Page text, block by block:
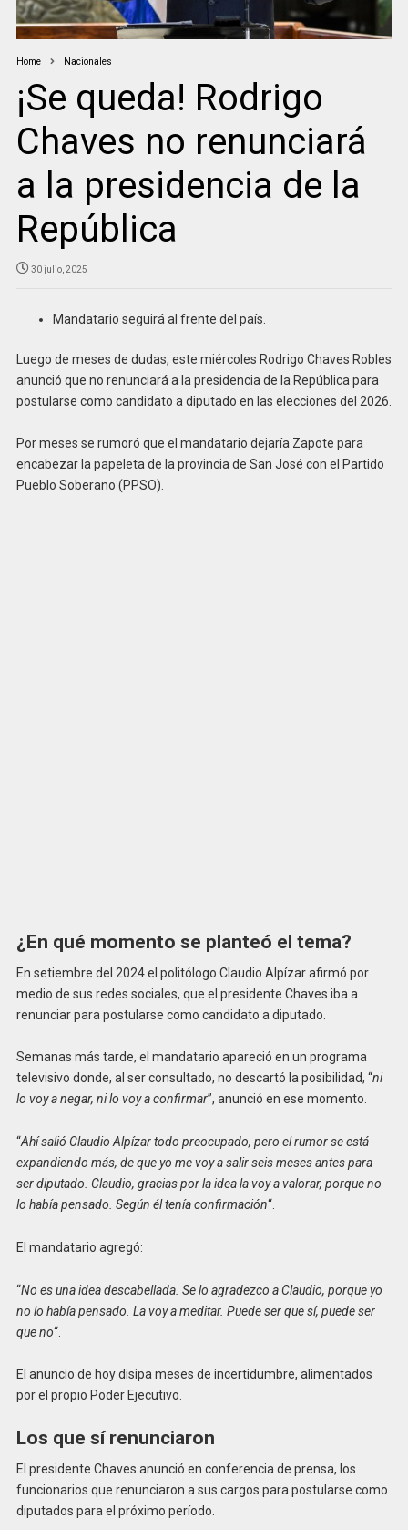
Home Nacionales
¡Se queda! Rodrigo
Chaves no renunciará
a la presidencia de la
República
30 julio, 2025
Mandatario seguirá al frente del país.
Luego de meses de dudas, este miércoles Rodrigo Chaves Robles
anunció que no renunciará a la presidencia de la República para
postularse como candidato a diputado en las elecciones del 2026.
Por meses se rumoró que el mandatario dejaría Zapote para
encabezar la papeleta de la provincia de San José con el Partido
Pueblo Soberano (PPSO).
¿En qué momento se planteó el tema?
En setiembre del 2024 el politólogo Claudio Alpízar afirmó por
medio de sus redes sociales, que el presidente Chaves iba a
renunciar para postularse como candidato a diputado.
Semanas más tarde, el mandatario apareció en un programa
televisivo donde, al ser consultado, no descartó la posibilidad, “ni
lo voy a negar, ni lo voy a confirmar”, anunció en ese momento.
“Ahí salió Claudio Alpízar todo preocupado, pero el rumor se está
expandiendo más, de que yo me voy a salir seis meses antes para
ser diputado. Claudio, gracias por la idea la voy a valorar, porque no
lo había pensado. Según él tenía confirmación“.
El mandatario agregó:
“No es una idea descabellada. Se lo agradezco a Claudio, porque yo
no lo había pensado. La voy a meditar. Puede ser que sí, puede ser
que no“.
El anuncio de hoy disipa meses de incertidumbre, alimentados
por el propio Poder Ejecutivo.
Los que sí renunciaron
El presidente Chaves anunció en conferencia de prensa, los
funcionarios que renunciaron a sus cargos para postularse como
diputados para el próximo período.